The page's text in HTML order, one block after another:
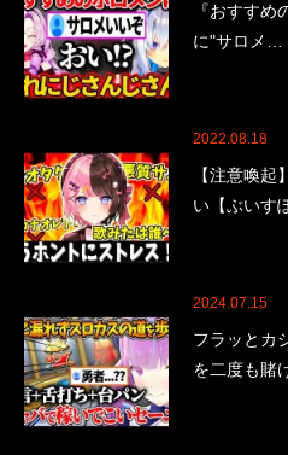
『おすす
に"サロメ…
2022.08.18
【注意喚
い【ぶいす
2024.07.15
フラッとカ
を二度も賭